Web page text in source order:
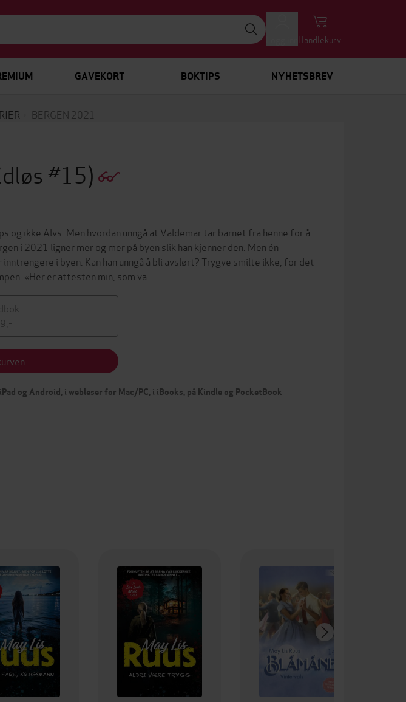
Handlekurv
GAVEKORT BOKTIPS NYHETSBREV
BERGEN 2021
#15)
og ikke Alvs. Men hvordan unngå at Valdemar tar barnet fra henne for å
i 2021 ligner mer og mer på byen slik han kjenner den. Men én
i byen. Kan han unngå å bli avslørt? Trygve smilte ikke, for det
«Her er attesten min, som va…
og Android, i webleser for Mac/PC, i iBooks, på Kindle og PocketBook